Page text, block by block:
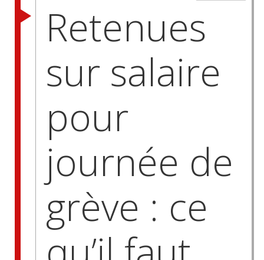
Retenues
sur salaire
pour
journée de
grève : ce